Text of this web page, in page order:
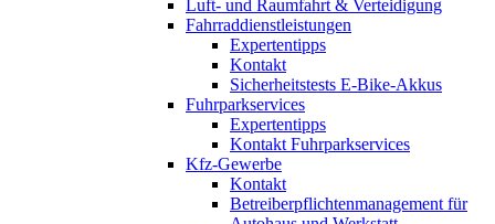
Luft- und Raumfahrt & Verteidigung
Fahrraddienstleistungen
Expertentipps
Kontakt
Sicherheitstests E-Bike-Akkus
Fuhrparkservices
Expertentipps
Kontakt Fuhrparkservices
Kfz-Gewerbe
Kontakt
Betreiberpflichtenmanagement für